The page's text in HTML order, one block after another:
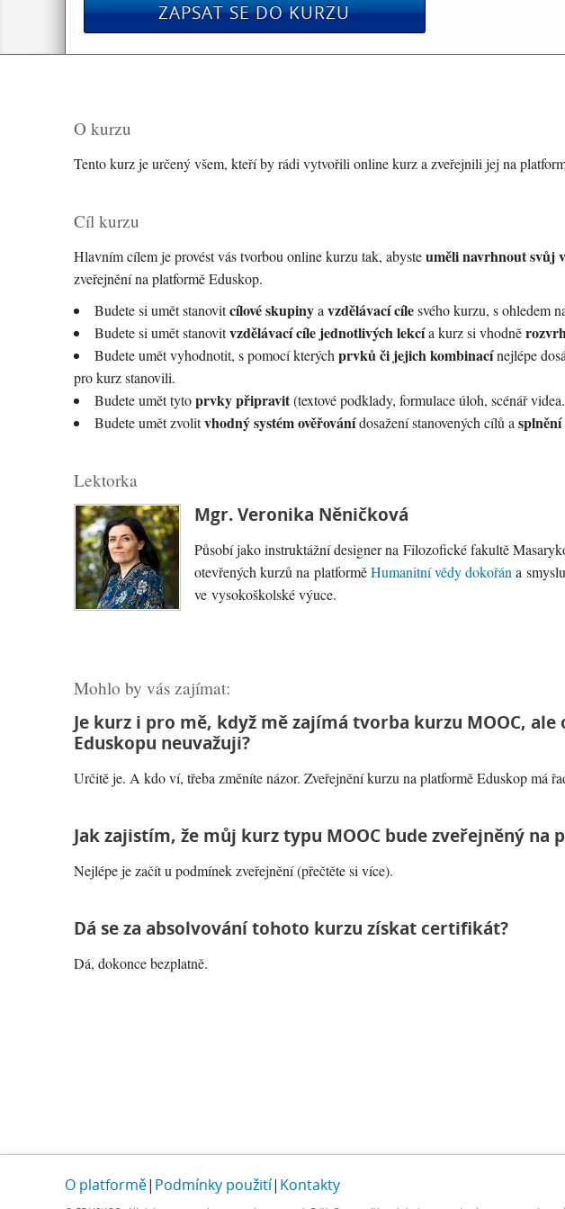
ZAPSAT SE DO KURZU
O kurzu
Tento kurz je určený všem, kteří by rádi vytvořili online kurz a zveřejnili jej na
Cíl kurzu
Hlavním cílem je provést vás tvorbou online kurzu tak, abysteuměli navrhnout svůj
zveřejnění na platformě Eduskop.
Budete si umět stanovitcílové skupinya vzdělávací cílesvého kurzu, s ohledem
Budete si umět stanovitvzdělávací cíle jednotlivých lekcía kurz si vhodně
Budete umět vyhodnotit, s pomocí kterých prvků či jejich kombinacínejlépe
pro kurz stanovili.
Budete umět tytoprvky připravit(textové podklady, formulace úloh, scénář
Budete umět zvolitvhodný systém ověřovánídosažení stanovených cílů a
Lektorka
Mgr. Veronika Něničková
Působí jako instruktážní designer na Filozofické fakultě
otevřených kurzů na platforměHumanitní vědy dokořán a
ve vysokoškolské výuce.
Mohlo by vás zajímat:
Je kurz i pro mě, když mě zajímá tvorba kurzu MOOC, ale
Eduskopu neuvažuji?
Určitě je. A kdo ví, třeba změníte názor. Zveřejnění kurzu na platformě Eduskop má
Jak zajistím, že můj kurz typu MOOC bude zveřejněný na
Nejlépe je začít u podmínek zveřejnění (přečtěte si více).
Dá se za absolvování tohoto kurzu získat certifikát?
Dá, dokonce bezplatně.
O platformě| Podmínky použití| Kontakty